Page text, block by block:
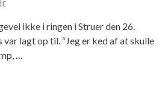
ikke i ringen i Struer den 26.
var lagt op til. “Jeg er ked af at skulle
…